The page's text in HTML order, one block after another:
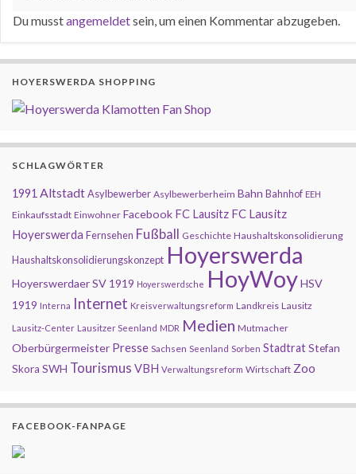
Du musstangemeldetsein, um einen Kommentar abzugeben.
HOYERSWERDA SHOPPING
SCHLAGWÖRTER
1991 AltstadtAsylbewerber Asylbewerberheim Bahn Bahnhof EEH
Einkaufsstadt Einwohner Facebook FC Lausitz FC Lausitz
Hoyerswerda Fernsehen Fußball Geschichte Haushaltskonsolidierung
Haushaltskonsolidierungskonzept Hoyerswerda
Hoyerswerdaer SV 1919 Hoyerswerdsche HoyWoyHSV
1919 Interna Internet Kreisverwaltungsreform Landkreis Lausitz
Lausitz-Center Lausitzer Seenland MDR Medien Mutmacher
Oberbürgermeister Presse Sachsen Seenland Sorben StadtratStefan
Skora SWH Tourismus VBH Verwaltungsreform Wirtschaft Zoo
FACEBOOK-FANPAGE